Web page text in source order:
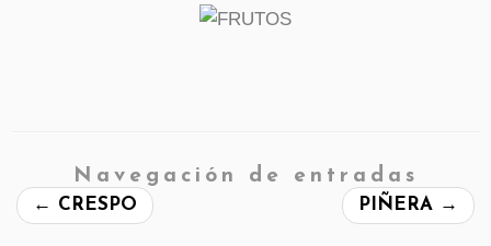
Navegación de entradas
← CRESPO PIÑERA →